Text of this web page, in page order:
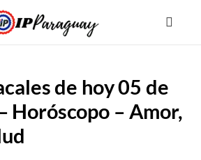
de hoy 05 de
Horóscopo – Amor,